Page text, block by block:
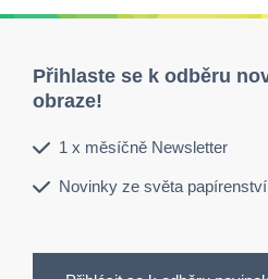
Přihlaste se k odběru
obraze!
1 x měsíčně Newsletter
Novinky ze světa